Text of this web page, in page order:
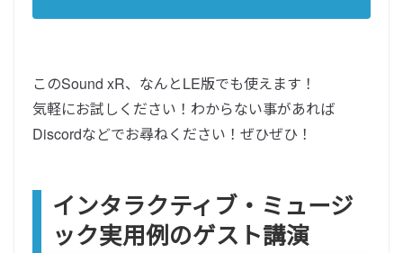
このSound xR、なんとLE版でも使えます！
気軽にお試しください！わからない事があれば
Discordなどでお尋ねください！ぜひぜひ！
インタラクティブ・ミュージ
ック実用例のゲスト講演